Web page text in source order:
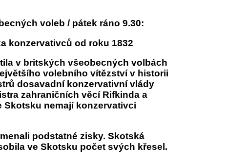
voleb / pátek ráno 9.30:
konzervativců od roku 1832
v britských všeobecných volbách
volebního vítězství v historii
dosavadní konzervativní vlády
zahraničních věcí Rifkinda a
Skotsku nemají konzervativci
podstatné zisky. Skotská
ve Skotsku počet svých křesel.